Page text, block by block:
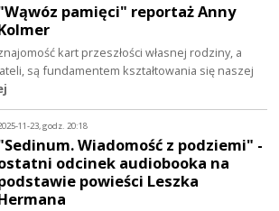
pamięci" reportaż Anny
kart przeszłości własnej rodziny, a
są fundamentem kształtowania się naszej
11-23, godz. 20:18
Wiadomość z podziemi" -
odcinek audiobooka na
powieści Leszka